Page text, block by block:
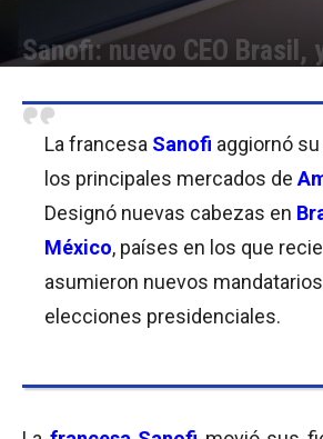
Sanofi: nuevo CEO Brasil,
La francesa Sanofi aggiornó
los principales mercados de
Designó nuevas cabezas en
México, países en los que
asumieron nuevos
elecciones presidenciales.